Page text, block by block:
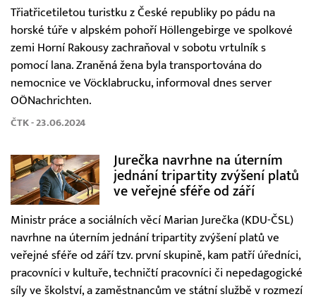
Třiatřicetiletou turistku z České republiky po pádu na
horské túře v alpském pohoří Höllengebirge ve spolkové
zemi Horní Rakousy zachraňoval v sobotu vrtulník s
pomocí lana. Zraněná žena byla transportována do
nemocnice ve Vöcklabrucku, informoval dnes server
OÖNachrichten.
ČTK - 23.06.2024
Jurečka navrhne na úterním
jednání tripartity zvýšení platů
ve veřejné sféře od září
Ministr práce a sociálních věcí Marian Jurečka (KDU-ČSL)
navrhne na úterním jednání tripartity zvýšení platů ve
veřejné sféře od září tzv. první skupině, kam patří úředníci,
pracovníci v kultuře, techničtí pracovníci či nepedagogické
síly ve školství, a zaměstnancům ve státní službě v rozmezí